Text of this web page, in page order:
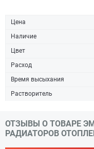
Цена
Наличие
Цвет
Расход
Время высыхания
Растворитель
ОТЗЫВЫ О ТОВАРЕ
РАДИАТОРОВ